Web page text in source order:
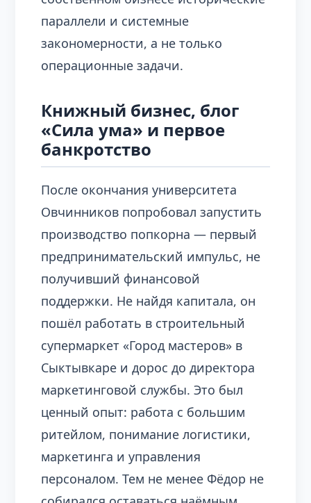
параллели и системные
закономерности, а не только
операционные задачи.
Книжный бизнес, блог
«Сила ума» и первое
банкротство
После окончания университета
Овчинников попробовал запустить
производство попкорна — первый
предпринимательский импульс, не
получивший финансовой
поддержки. Не найдя капитала, он
пошёл работать в строительный
супермаркет «Город мастеров» в
Сыктывкаре и дорос до директора
маркетинговой службы. Это был
ценный опыт: работа с большим
ритейлом, понимание логистики,
маркетинга и управления
персоналом. Тем не менее Фёдор не